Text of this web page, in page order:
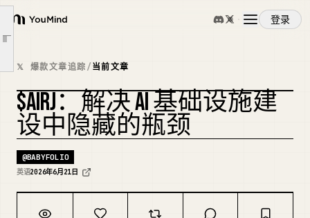
YouMind
登录
概览
使用案例
技能
提示词
文章大纲
3. 重量级参与者：一级机构的背书
7. 结论：这是大宗商品吗？
我的看法：[$AIRJ](https://x.com/search?q=%24AIRJ&src=cashtag_click) 投资主题
太长不看；
𝕏 爆款文章追踪/当前文章
$AIRJ：解决 AI 基础设施建
设中隐藏的瓶颈
@BABYFOLIO
英语2026年6月21日